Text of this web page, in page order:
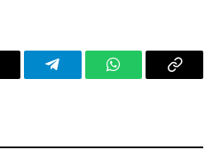
TelegramWhatsAppCopy